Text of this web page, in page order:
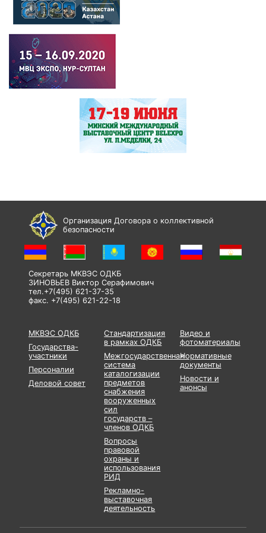
Организация Договора о коллективной
безопасности
Секретарь МКВЭС ОДКБ
ЗИНОВЬЕВ Виктор Серафимович
тел.+7(495) 621-37-35
факс. +7(495) 621-22-18
МКВЭС ОДКБ
Государства-
участники
Персоналии
Деловой совет
Стандартизация
в рамках ОДКБ
Межгосударственная
система
каталогизации
предметов
снабжения
вооруженных
сил
государств –
членов ОДКБ
Вопросы
правовой
охраны и
использования
РИД
Рекламно-
выставочная
деятельность
Видео и
фотоматериалы
Нормативные
документы
Новости и
анонсы